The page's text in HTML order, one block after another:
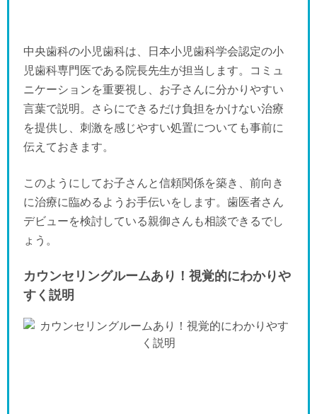
中央歯科の小児歯科は、日本小児歯科学会認定の小
児歯科専門医である院長先生が担当します。コミュ
ニケーションを重要視し、お子さんに分かりやすい
言葉で説明。さらにできるだけ負担をかけない治療
を提供し、刺激を感じやすい処置についても事前に
伝えておきます。
このようにしてお子さんと信頼関係を築き、前向き
に治療に臨めるようお手伝いをします。歯医者さん
デビューを検討している親御さんも相談できるでし
ょう。
カウンセリングルームあり！視覚的にわかりや
すく説明
「夜」の